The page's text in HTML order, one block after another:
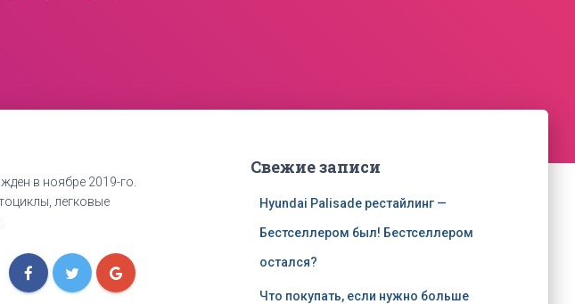
в ноябре 2019-го.
легковые
Свежие записи
Hyundai Palisade рестайлинг —
Бестселлером был! Бестселлером
остался?
Что покупать, если нужно больше